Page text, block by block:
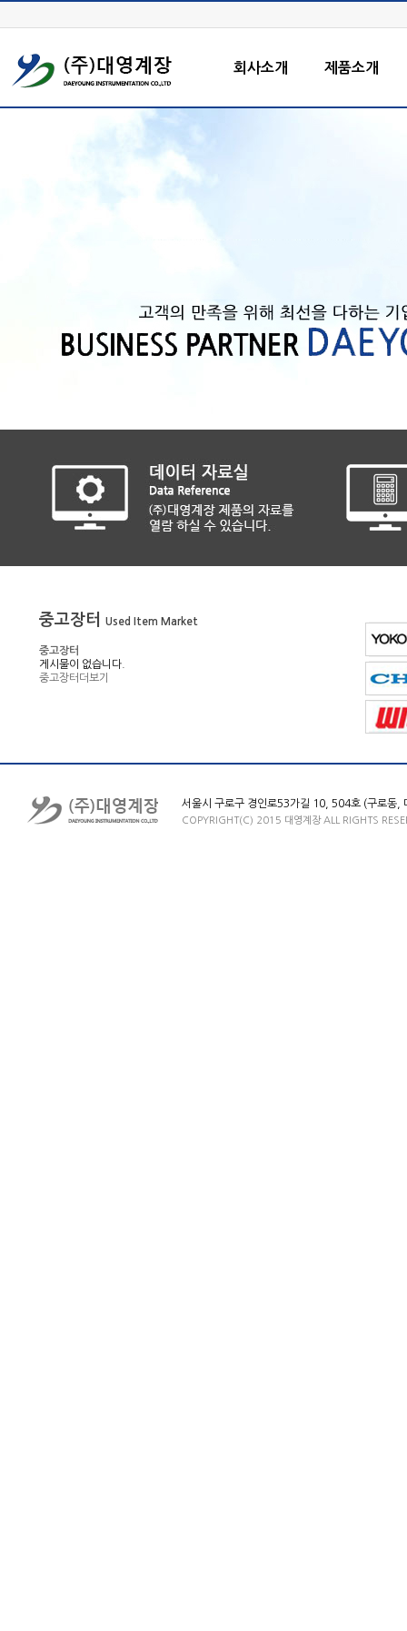
회사소개 제품소개
중고장터 Used Item Market
중고장터
게시물이 없습니다.
중고장터 더보기
서울시 구로구 경인로53가길 10, 504호 (구로
COPYRIGHT(C) 2015 대영계장 ALL RIGHTS